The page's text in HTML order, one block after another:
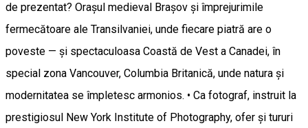
de prezentat? Orașul medieval Brașov și împrejurimile
fermecătoare ale Transilvaniei, unde fiecare piatră are o
poveste — și spectaculoasa Coastă de Vest a Canadei, în
special zona Vancouver, Columbia Britanică, unde natura și
modernitatea se împletesc armonios. • Ca fotograf, instruit la
prestigiosul New York Institute of Photography, ofer și tururi